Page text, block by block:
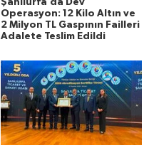
Şanlıurfa’da Dev
Operasyon: 12 Kilo Altın ve
2 Milyon TL Gaspının Failleri
Adalete Teslim Edildi